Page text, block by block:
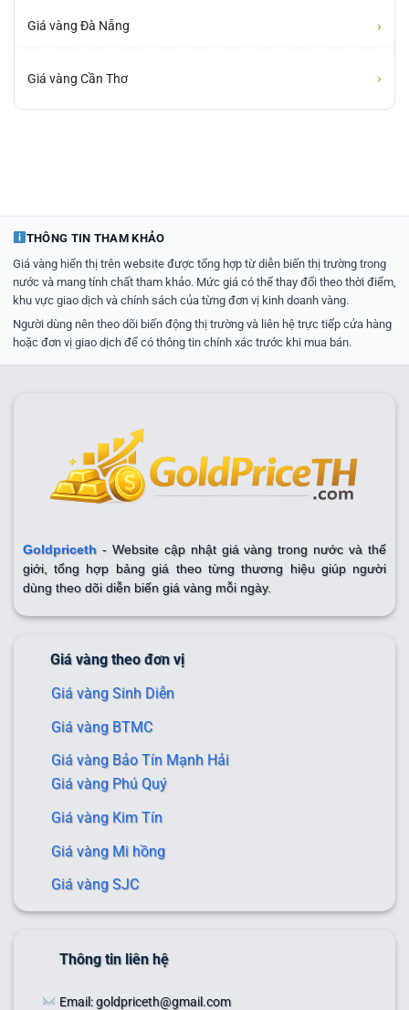
Giá vàng Đà Nẵng ›
Giá vàng Cần Thơ ›
THÔNG TIN THAM KHẢO
Giá vàng hiển thị trên website được tổng hợp từ diễn biến thị trường trong
nước và mang tính chất tham khảo. Mức giá có thể thay đổi theo thời điểm,
khu vực giao dịch và chính sách của từng đơn vị kinh doanh vàng.
Người dùng nên theo dõi biến động thị trường và liên hệ trực tiếp cửa hàng
hoặc đơn vị giao dịch để có thông tin chính xác trước khi mua bán.
Goldpriceth- Website cập nhật giá vàng trong nước và thế
giới, tổng hợp bảng giá theo từng thương hiệu giúp người
dùng theo dõi diễn biến giá vàng mỗi ngày.
Giá vàng theo đơn vị
Giá vàng Sinh Diễn
Giá vàng BTMC
Giá vàng Bảo Tín Mạnh Hải
Giá vàng Phú Quý
Giá vàng Kim Tín
Giá vàng Mi hồng
Giá vàng SJC
Thông tin liên hệ
Email: goldpriceth@gmail.com